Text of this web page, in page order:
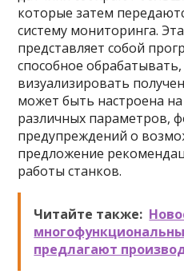
которые затем
систему мониторинга.
представляет собой
способное
визуализировать
может быть настроена
различных параметров,
предупреждений о
предложение
работы станков.
Читайте также:
предлагают